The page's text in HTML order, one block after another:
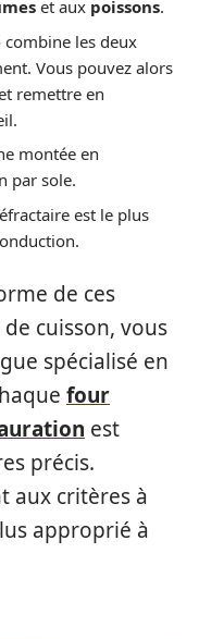
et aux poissons.
combine les deux
Vous pouvez alors
remettre en
montée en
par sole.
est le plus
de ces
cuisson, vous
spécialisé en
four
est
précis.
aux critères à
approprié à